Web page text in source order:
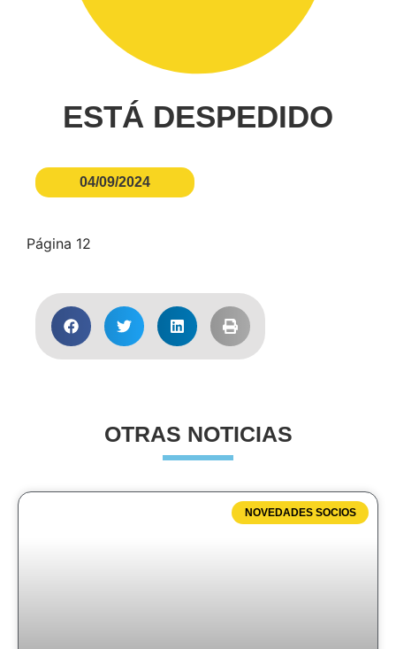
ESTÁ DESPEDIDO
04/09/2024
Página 12
OTRAS NOTICIAS
NOVEDADES SOCIOS